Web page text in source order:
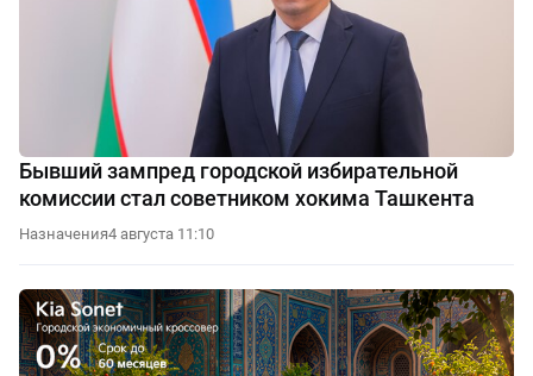
Бывший зампред городской избирательной
комиссии стал советником хокима Ташкента
Назначения4 августа 11:10